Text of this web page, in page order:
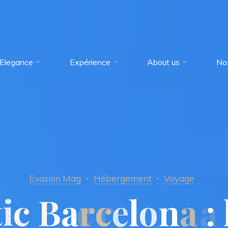
Elegance Expérience About us
Evasion Mag Hébergement Voyage
ic Barcelona :